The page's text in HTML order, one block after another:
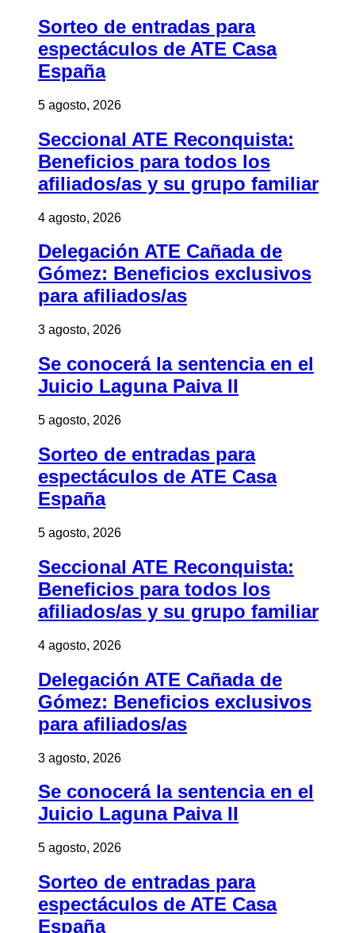
Sorteo de entradas para
espectáculos de ATE Casa
España
5 agosto, 2026
Seccional ATE Reconquista:
Beneficios para todos los
afiliados/as y su grupo familiar
4 agosto, 2026
Delegación ATE Cañada de
Gómez: Beneficios exclusivos
para afiliados/as
3 agosto, 2026
Se conocerá la sentencia en el
Juicio Laguna Paiva II
5 agosto, 2026
Sorteo de entradas para
espectáculos de ATE Casa
España
5 agosto, 2026
Seccional ATE Reconquista:
Beneficios para todos los
afiliados/as y su grupo familiar
4 agosto, 2026
Delegación ATE Cañada de
Gómez: Beneficios exclusivos
para afiliados/as
3 agosto, 2026
Se conocerá la sentencia en el
Juicio Laguna Paiva II
5 agosto, 2026
Sorteo de entradas para
espectáculos de ATE Casa
España